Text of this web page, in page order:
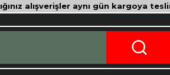
alışverişler aynı gün kargoya